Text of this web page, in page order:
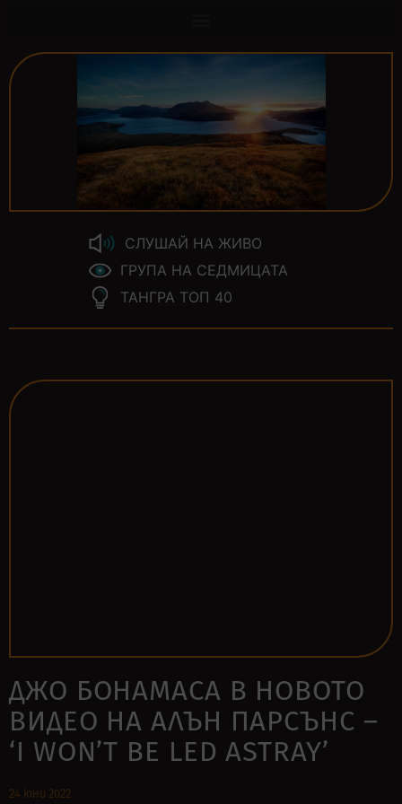
СЛУШАЙ НА ЖИВО
ГРУПА НА СЕДМИЦАТА
ТАНГРА ТОП 40
ДЖО БОНАМАСА В НОВОТО
ВИДЕО НА АЛЪН ПАРСЪНС –
‘I WON’T BE LED ASTRAY’
24 юни 2022